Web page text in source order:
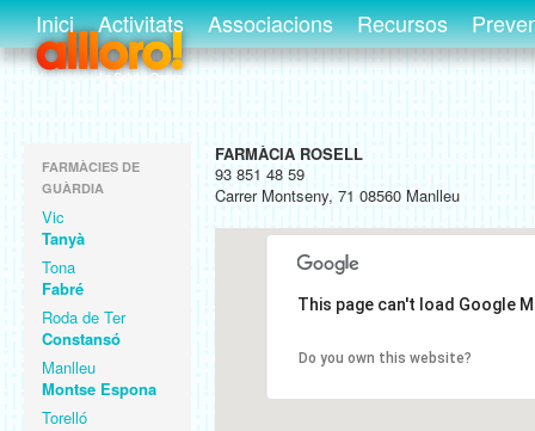
Inici Activitats Associacions Recursos
FARMÀCIES DE
GUÀRDIA
Vic
Tanyà
Tona
Fabré
Roda de Ter
Constansó
Manlleu
Montse Espona
Torelló
FARMÀCIA ROSELL
93 851 48 59
Carrer Montseny, 71 08560 Manlleu
This page can't load Google
Do you own this website?